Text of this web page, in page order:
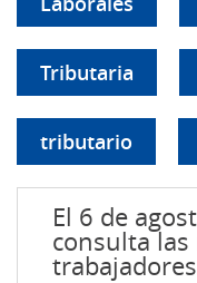
Tributaria
tributario
El 6 de
consulta las